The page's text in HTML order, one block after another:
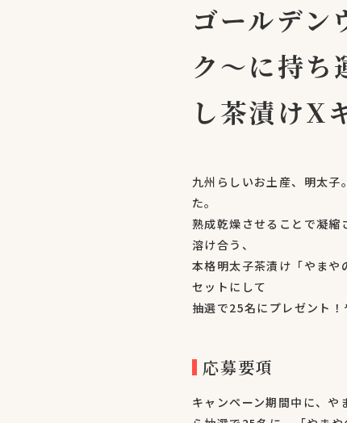
ゴールデン
ク～に持ち
し茶漬けX
九州らしいお土産、明太
た。
熟成乾燥させることで凝
溶け合う、
本格明太子茶漬け「やまや
セットにして
抽選で25名にプレゼント
応募要項
キャンペーン期間中に、や